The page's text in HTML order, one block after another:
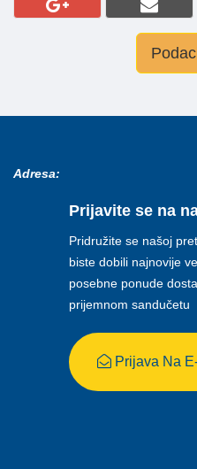
Adresa:
Prijavite se na
Pridružite se našoj
biste dobili najnovije
posebne ponude
prijemnom sandučetu
Prijava Na